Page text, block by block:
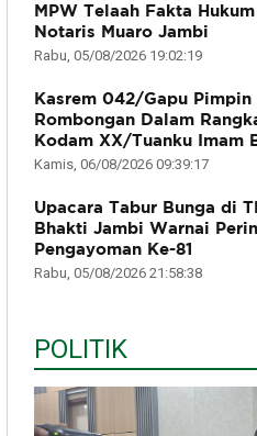
MPW Telaah Fakta
Notaris Muaro Jambi
Rabu, 05/08/2026 19:02:19
Kasrem 042/Gapu Pimpin
Rombongan Dalam
Kodam XX/Tuanku Imam
Kamis, 06/08/2026 09:39:17
Upacara Tabur Bunga di
Bhakti Jambi Warnai
Pengayoman Ke-81
Rabu, 05/08/2026 21:58:38
POLITIK